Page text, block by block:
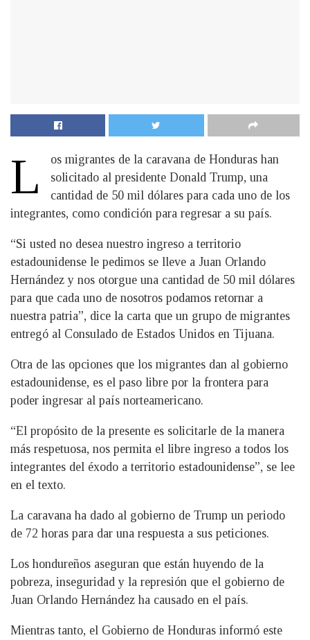
L
os migrantes de la caravana de Honduras han
solicitado al presidente Donald Trump, una
cantidad de 50 mil dólares para cada uno de los
integrantes, como condición para regresar a su país.
“Si usted no desea nuestro ingreso a territorio
estadounidense le pedimos se lleve a Juan Orlando
Hernández y nos otorgue una cantidad de 50 mil dólares
para que cada uno de nosotros podamos retornar a
nuestra patria”, dice la carta que un grupo de migrantes
entregó al Consulado de Estados Unidos en Tijuana.
Otra de las opciones que los migrantes dan al gobierno
estadounidense, es el paso libre por la frontera para
poder ingresar al país norteamericano.
“El propósito de la presente es solicitarle de la manera
más respetuosa, nos permita el libre ingreso a todos los
integrantes del éxodo a territorio estadounidense”, se lee
en el texto.
La caravana ha dado al gobierno de Trump un periodo
de 72 horas para dar una respuesta a sus peticiones.
Los hondureños aseguran que están huyendo de la
pobreza, inseguridad y la represión que el gobierno de
Juan Orlando Hernández ha causado en el país.
Mientras tanto, el Gobierno de Honduras informó este